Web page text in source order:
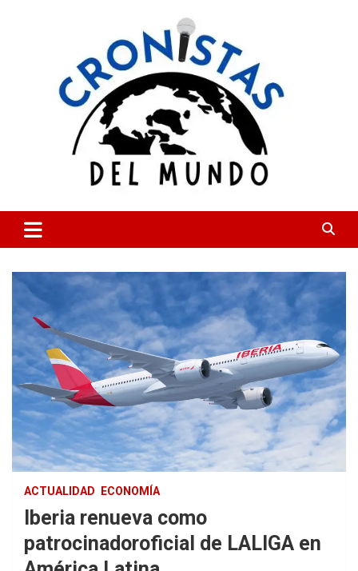
CRONISTAS DEL MUNDO
ACTUALIDAD ECONOMÍA
Iberia renueva como
patrocinadoroficial de LALIGA en